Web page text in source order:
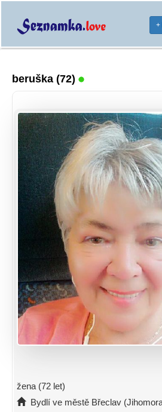
+
beruška (72)
žena (72 let)
Bydlí ve městě Břeclav